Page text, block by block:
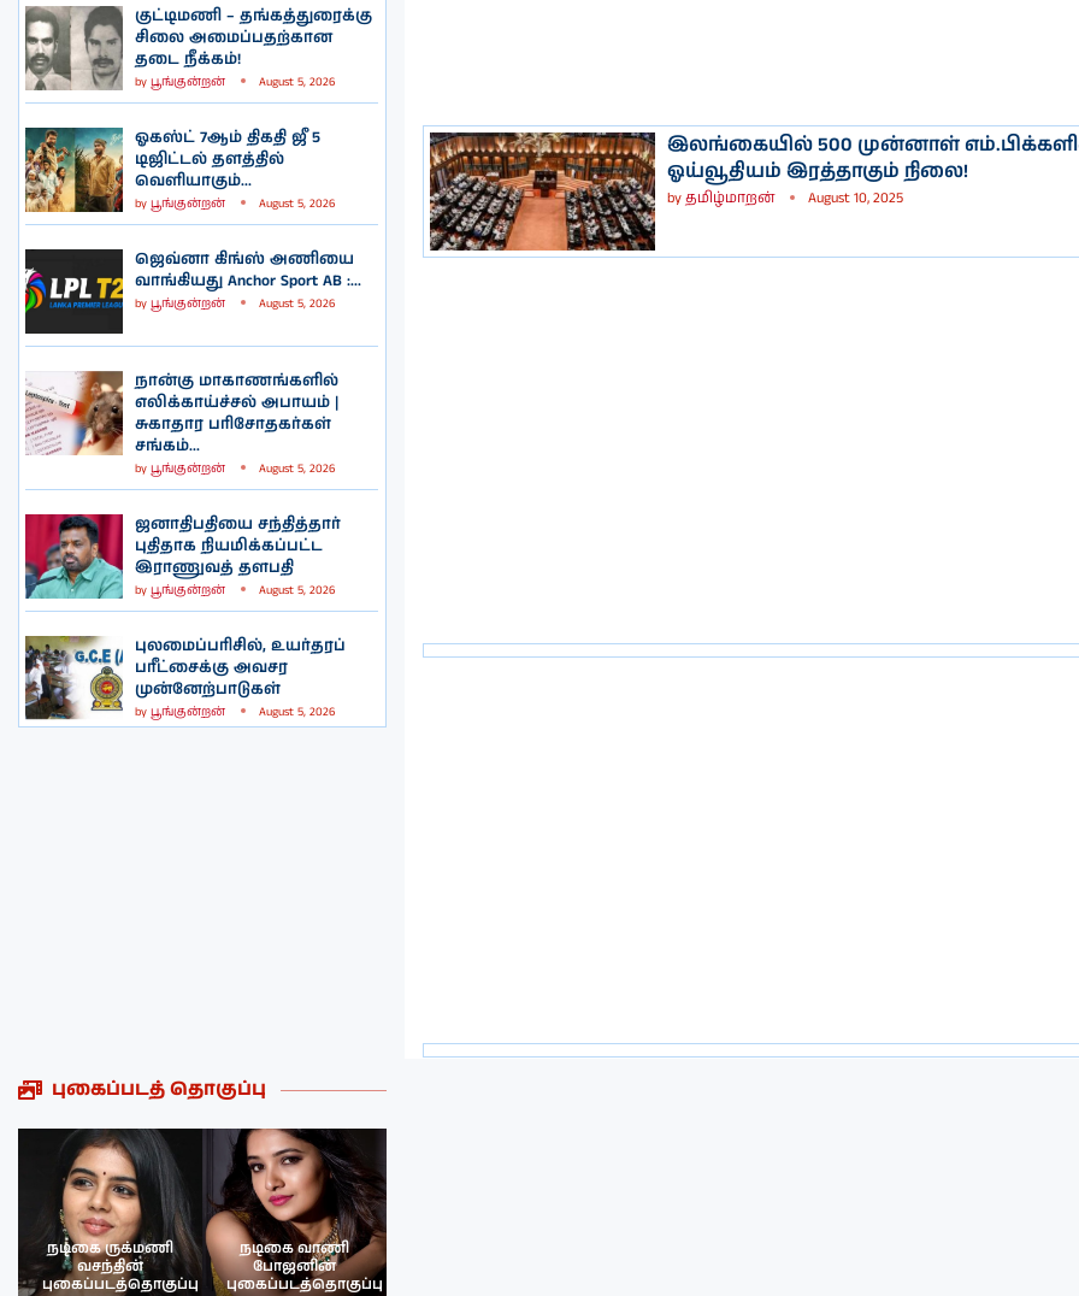
குட்டிமணி – தங்கத்துரைக்கு
சிலை அமைப்பதற்கான
தடை நீக்கம்!
by பூங்குன்றன் August 5, 2026
ஓகஸ்ட் 7ஆம் திகதி ஜீ 5
டிஜிட்டல் தளத்தில்
வெளியாகும்...
by பூங்குன்றன் August 5, 2026
ஜெவ்னா கிங்ஸ் அணியை
வாங்கியது Anchor Sport AB :...
by பூங்குன்றன் August 5, 2026
நான்கு மாகாணங்களில்
எலிக்காய்ச்சல் அபாயம் |
சுகாதார பரிசோதகர்கள்
சங்கம்...
by பூங்குன்றன் August 5, 2026
ஜனாதிபதியை சந்தித்தார்
புதிதாக நியமிக்கப்பட்ட
இராணுவத் தளபதி
by பூங்குன்றன் August 5, 2026
புலமைப்பரிசில், உயர்தரப்
பரீட்சைக்கு அவசர
முன்னேற்பாடுகள்
by பூங்குன்றன் August 5, 2026
புகைப்படத் தொகுப்பு
நடிகை ருக்மணி
வசந்தின்
புகைப்படத்தொகுப்பு
நடிகை வாணி
போஜனின்
புகைப்படத்தொகுப்பு
இலங்கையில் 500 முன்னாள்
ஓய்வூதியம் இரத்தாகும் நிலை!
byதமிழ்மாறன் August 10, 2025